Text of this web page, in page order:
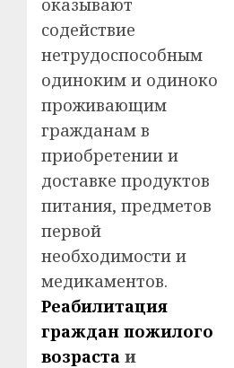
содействие
нетрудоспособным
одиноким и одиноко
проживающим
гражданам в
приобретении и
доставке продуктов
питания, предметов
первой
необходимости и
медикаментов.
Реабилитация
граждан пожилого
возраста и